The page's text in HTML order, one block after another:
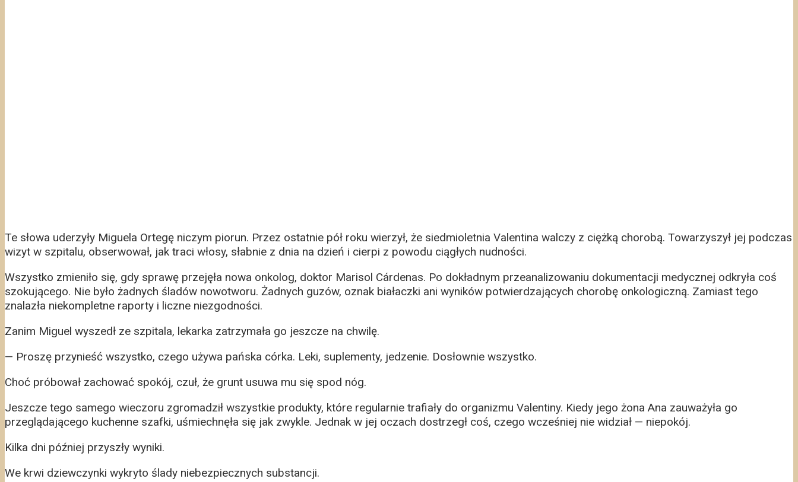
Te słowa uderzyły Miguela Ortegę niczym piorun. Przez ostatnie pół roku wierzył, że siedmioletnia Valentina walczy z ciężką chorobą. Towarzyszył jej podczas
wizyt w szpitalu, obserwował, jak traci włosy, słabnie z dnia na dzień i cierpi z powodu ciągłych nudności.
Wszystko zmieniło się, gdy sprawę przejęła nowa onkolog, doktor Marisol Cárdenas. Po dokładnym przeanalizowaniu dokumentacji medycznej odkryła coś
szokującego. Nie było żadnych śladów nowotworu. Żadnych guzów, oznak białaczki ani wyników potwierdzających chorobę onkologiczną. Zamiast tego
znalazła niekompletne raporty i liczne niezgodności.
Zanim Miguel wyszedł ze szpitala, lekarka zatrzymała go jeszcze na chwilę.
— Proszę przynieść wszystko, czego używa pańska córka. Leki, suplementy, jedzenie. Dosłownie wszystko.
Choć próbował zachować spokój, czuł, że grunt usuwa mu się spod nóg.
Jeszcze tego samego wieczoru zgromadził wszystkie produkty, które regularnie trafiały do organizmu Valentiny. Kiedy jego żona Ana zauważyła go
przeglądającego kuchenne szafki, uśmiechnęła się jak zwykle. Jednak w jej oczach dostrzegł coś, czego wcześniej nie widział — niepokój.
Kilka dni później przyszły wyniki.
We krwi dziewczynki wykryto ślady niebezpiecznych substancji.